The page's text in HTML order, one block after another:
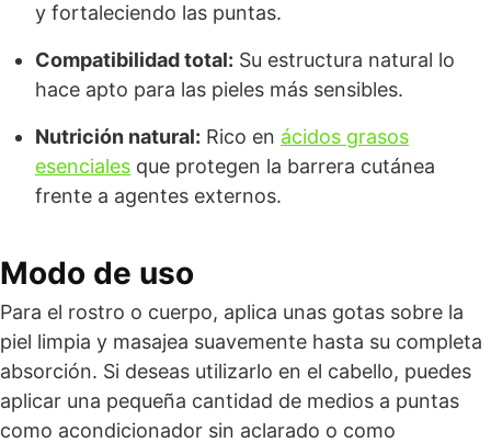
y fortaleciendo las puntas.
Compatibilidad total: Su estructura natural lo
hace apto para las pieles más sensibles.
Nutrición natural: Rico en ácidos grasos
esenciales que protegen la barrera cutánea
frente a agentes externos.
Modo de uso
Para el rostro o cuerpo, aplica unas gotas sobre la
piel limpia y masajea suavemente hasta su completa
absorción. Si deseas utilizarlo en el cabello, puedes
aplicar una pequeña cantidad de medios a puntas
como acondicionador sin aclarado o como